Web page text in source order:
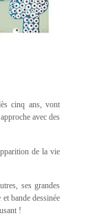
cinq ans, vont
avec des
de la vie
ses grandes
bande dessinée
!